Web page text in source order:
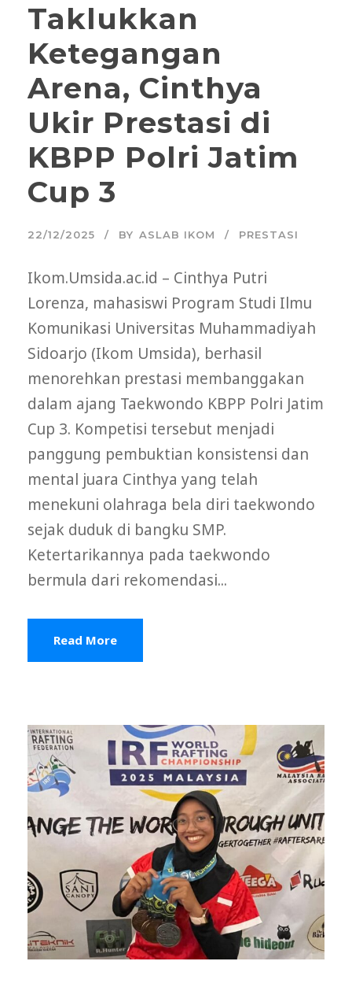
Taklukkan
Ketegangan
Arena, Cinthya
Ukir Prestasi di
KBPP Polri Jatim
Cup 3
22/12/2025 BY ASLAB IKOM PRESTASI
Ikom.Umsida.ac.id – Cinthya Putri
Lorenza, mahasiswi Program Studi Ilmu
Komunikasi Universitas Muhammadiyah
Sidoarjo (Ikom Umsida), berhasil
menorehkan prestasi membanggakan
dalam ajang Taekwondo KBPP Polri Jatim
Cup 3. Kompetisi tersebut menjadi
panggung pembuktian konsistensi dan
mental juara Cinthya yang telah
menekuni olahraga bela diri taekwondo
sejak duduk di bangku SMP.
Ketertarikannya pada taekwondo
bermula dari rekomendasi...
Read More